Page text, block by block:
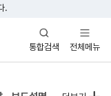
.
통합검색
열기
전체메뉴
열기